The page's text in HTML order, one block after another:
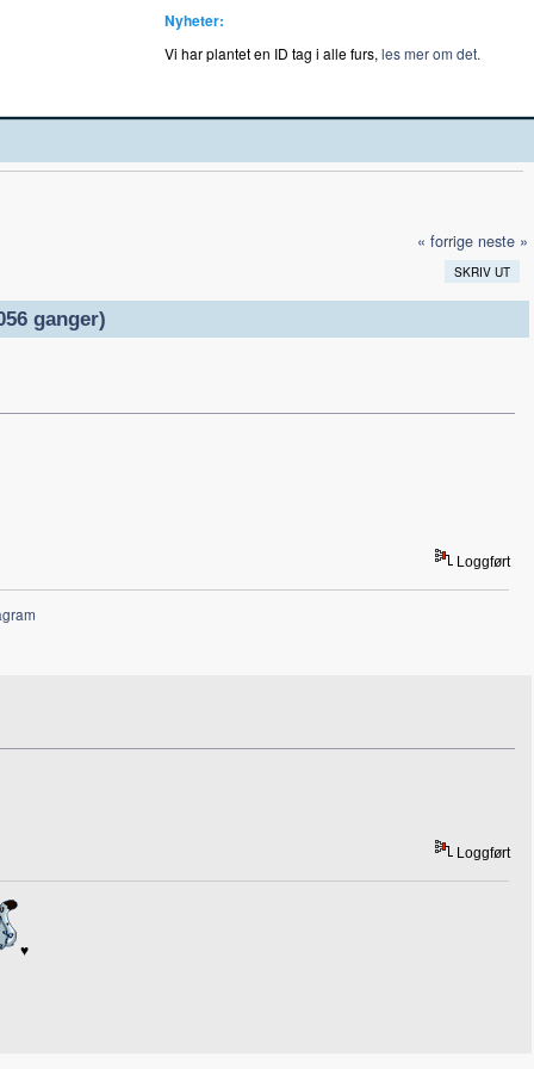
Nyheter:
Vi har plantet en ID tag i alle furs, les mer om det.
« forrige neste »
SKRIV UT
ganger)
Loggført
Loggført
♥